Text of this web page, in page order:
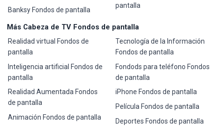
Banksy Fondos de pantalla
pantalla
Más Cabeza de TV Fondos de pantalla
Realidad virtual Fondos de
pantalla
Inteligencia artificial Fondos de
pantalla
Realidad Aumentada Fondos
de pantalla
Animación Fondos de pantalla
Tecnología de la Información
Fondos de pantalla
Fondods para teléfono Fondos
de pantalla
iPhone Fondos de pantalla
Película Fondos de pantalla
Deportes Fondos de pantalla